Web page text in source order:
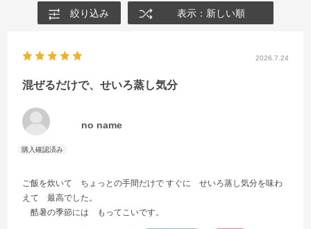
絞り込み 表示：新しい順
2026.7.24
混ぜるだけで、せいろ蒸し気分
no name
ご飯を炊いて ちょっとの手間だけで すぐに せいろ蒸し気分を味わ
えて 最高でした。
酷暑の季節には もってこいです。